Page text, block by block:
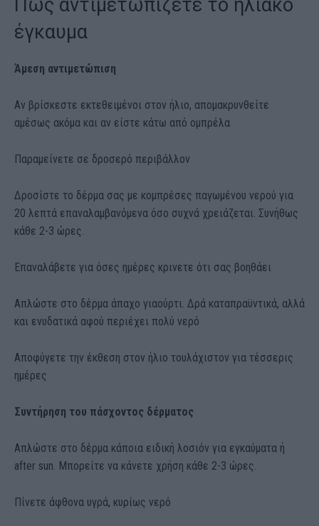
Πώς αντιμετωπίζετε το ηλιακό
έγκαυμα
Άμεση αντιμετώπιση
Αν βρίσκεστε εκτεθειμένοι στον ήλιο, απομακρυνθείτε
αμέσως ακόμα και αν είστε κάτω από ομπρέλα
Παραμείνετε σε δροσερό περιβάλλον
Δροσίστε το δέρμα σας με κομπρέσες παγωμένου νερού για
20 λεπτά επαναλαμβανόμενα όσο συχνά χρειάζεται. Συνήθως
κάθε 2-3 ώρες.
Επαναλάβετε για όσες ημέρες κρινετε ότι σας βοηθάει
Απλώστε στο δέρμα άπαχο γιαούρτι. Δρά καταπραϋντικά, αλλά
και ενυδατικά αφού περιέχει πολύ νερό
Αποφύγετε την έκθεση στον ήλιο τουλάχιστον για τέσσερις
ημέρες
Συντήρηση του πάσχοντος δέρματος
Απλώστε στο δέρμα κάποια ειδική λοσιόν για εγκαύματα ή
after sun. Μπορείτε να κάνετε χρήση κάθε 2-3 ώρες.
Πίνετε άφθονα υγρά, κυρίως νερό